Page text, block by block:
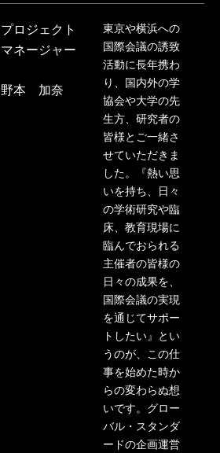
プロジェクト
マネージャー
野本 加奈
東京や横浜への
国際会議の誘致
活動に長年携わ
り、国内外の学
協会や大学の先
生方、研究者の
皆様とご一緒さ
せていただきま
した。『熱い思
いを持ち、日々
の学術研究や臨
床、教育現場に
臨んでおられる
主催者の皆様の
日々の成果を、
国際会議の実現
を通じてサポー
トしたい』とい
うのが、この仕
事を始めた時か
らの変わらぬ想
いです。グロー
バル・スタンダ
ードの企画運営